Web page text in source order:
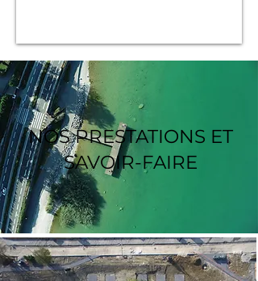
NOS PRESTATIONS ET
SAVOIR-FAIRE